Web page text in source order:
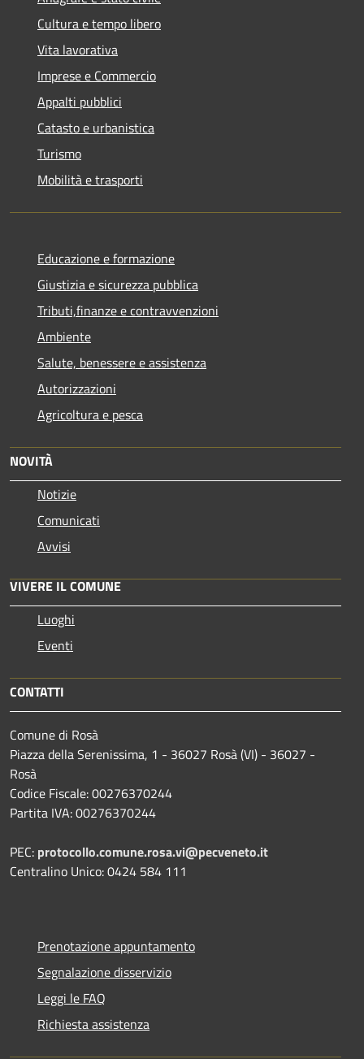
Cultura e tempo libero
Vita lavorativa
Imprese e Commercio
Appalti pubblici
Catasto e urbanistica
Turismo
Mobilità e trasporti
Educazione e formazione
Giustizia e sicurezza pubblica
Tributi,finanze e contravvenzioni
Ambiente
Salute, benessere e assistenza
Autorizzazioni
Agricoltura e pesca
NOVITÀ
Notizie
Comunicati
Avvisi
VIVERE IL COMUNE
Luoghi
Eventi
CONTATTI
Comune di Rosà
Piazza della Serenissima, 1 - 36027 Rosà (VI) - 36027 -
Rosà
Codice Fiscale: 00276370244
Partita IVA: 00276370244
PEC: protocollo.comune.rosa.vi@pecveneto.it
Centralino Unico: 0424 584 111
Prenotazione appuntamento
Segnalazione disservizio
Leggi le FAQ
Richiesta assistenza